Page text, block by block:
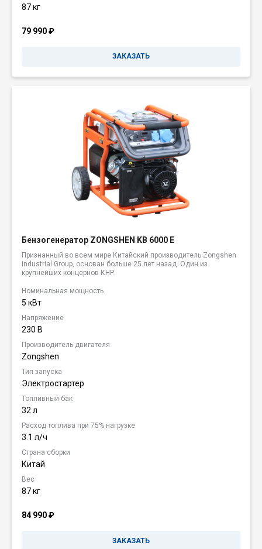
87 кг
79 990₽
ЗАКАЗАТЬ
Бензогенератор ZONGSHEN KB 6000 E
Признанный во всем мире Китайский производитель Zongshen
Industrial Group, основан больше 25 лет назад. Один из
крупнейших концернов КНР.
Номинальная мощность
5 кВт
Напряжение
230 В
Производитель двигателя
Zongshen
Тип запуска
Электростартер
Топливный бак
32 л
Расход топлива при 75% нагрузке
3.1 л/ч
Страна сборки
Китай
Вес
87 кг
84 990₽
ЗАКАЗАТЬ